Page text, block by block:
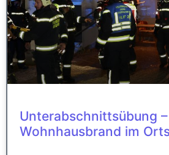
Unterabschnittsübung –
Wohnhausbrand im